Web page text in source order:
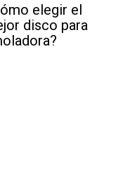
elegir el
disco para